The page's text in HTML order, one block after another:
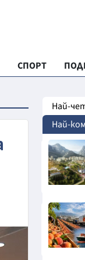
СПОРТ
"ЧУДЕСАТА
ХРАНА
Най-
Най-